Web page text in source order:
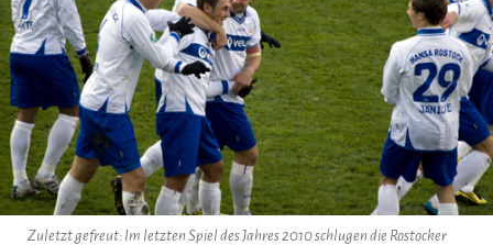
Zuletzt gefreut: Im letzten Spiel des Jahres 2010 schlugen die Rostocker